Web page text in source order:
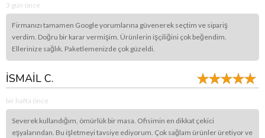
3 gün önce
Firmanızı tamamen Google yorumlarına güvenerek seçtim ve sipariş
verdim. Doğru bir karar vermişim. Ürünlerin işçiliğini çok beğendim.
Ellerinize sağlık. Paketlemenizde çok güzeldi.
İSMAİL C.
bir hafta önce
Severek kullandığım, ömürlük bir masa. Ofisimin en dikkat çekici
eşyalarından. Bu işletmeyi tavsiye ediyorum. Çok sağlam ürünler üretiyor ve